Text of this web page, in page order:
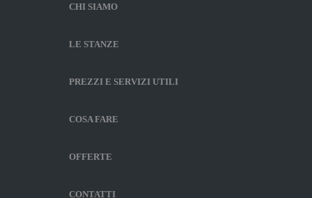
CHI SIAMO
LE STANZE
PREZZI E SERVIZI UTILI
COSA FARE
OFFERTE
CONTATTI